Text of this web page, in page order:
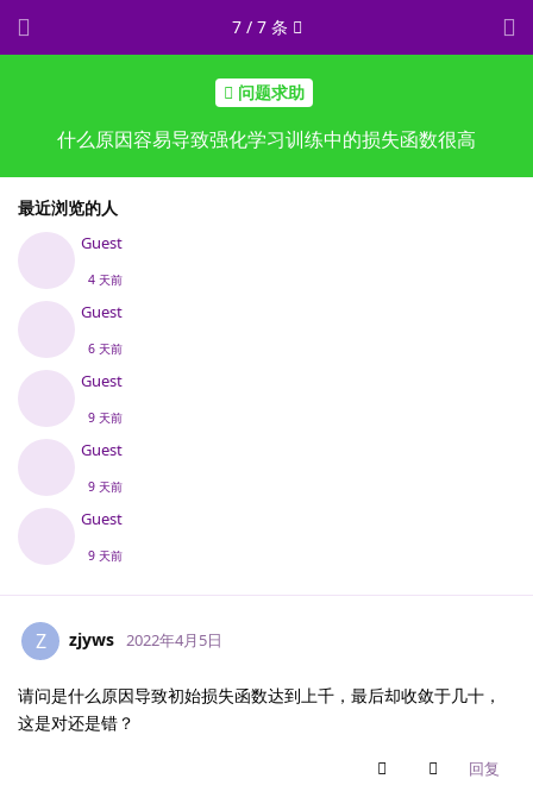
问题求助
什么原因容易导致强化学习训练中的损失函数很高
最近浏览的人
Guest
4 天前
Guest
6 天前
Guest
9 天前
Guest
9 天前
Guest
9 天前
7/ 7条
Z zjyws 2022年4月5日
请问是什么原因导致初始损失函数达到上千，最后却收敛于几十，
这是对还是错？
回复